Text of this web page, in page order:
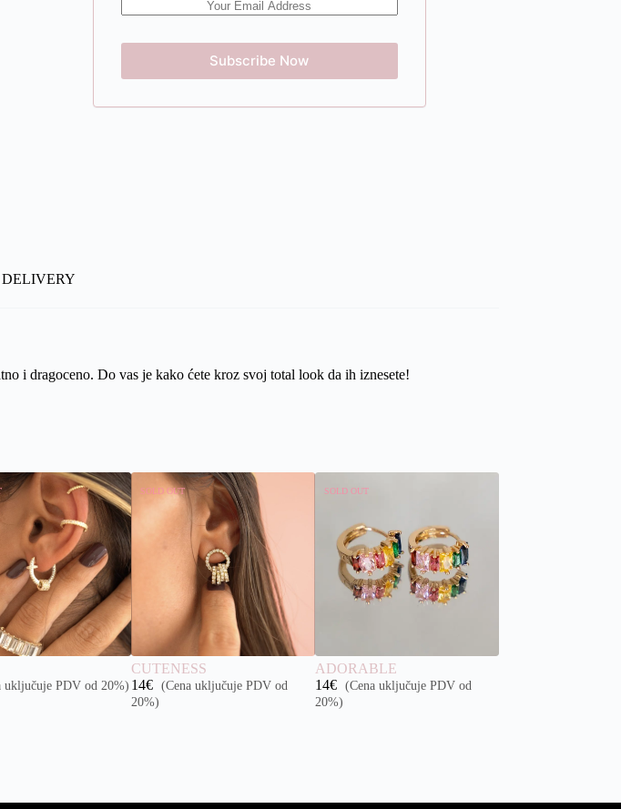
DELIVERY
i dragoceno. Do vas je kako ćete kroz svoj total look da ih iznesete!
uključuje PDV od 20%)
SOLD OUT
CUTENESS
14€ (Cena uključuje PDV od
20%)
SOLD OUT
ADORABLE
14€ (Cena uključuje PDV od
20%)